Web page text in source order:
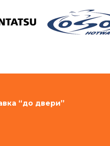
“до двери”